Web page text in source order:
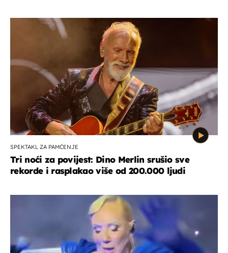
SPEKTAKL ZA PAMĆENJE
Tri noći za povijest: Dino Merlin srušio sve
rekorde i rasplakao više od 200.000 ljudi